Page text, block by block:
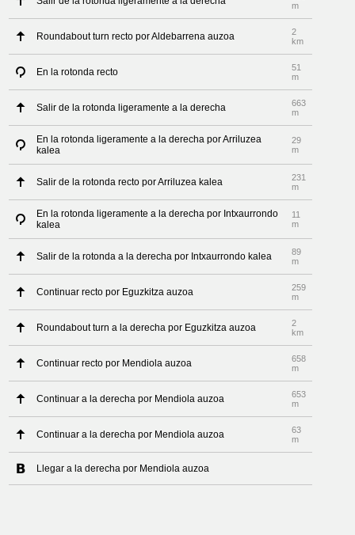
m
Roundabout turn recto por Aldebarrena auzoa
2
km
En la rotonda recto
51
m
Salir de la rotonda ligeramente a la derecha
663
m
En la rotonda ligeramente a la derecha por Arriluzea
kalea
29
m
Salir de la rotonda recto por Arriluzea kalea
231
m
En la rotonda ligeramente a la derecha por Intxaurrondo
kalea
11
m
Salir de la rotonda a la derecha por Intxaurrondo kalea
89
m
Continuar recto por Eguzkitza auzoa
259
m
Roundabout turn a la derecha por Eguzkitza auzoa
2
km
Continuar recto por Mendiola auzoa
658
m
Continuar a la derecha por Mendiola auzoa
653
m
Continuar a la derecha por Mendiola auzoa
63
m
Llegar a la derecha por Mendiola auzoa